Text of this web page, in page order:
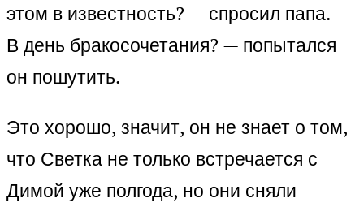
этом в известность? — спросил папа. —
В день бракосочетания? — попытался
он пошутить.
Это хорошо, значит, он не знает о том,
что Светка не только встречается с
Димой уже полгода, но они сняли